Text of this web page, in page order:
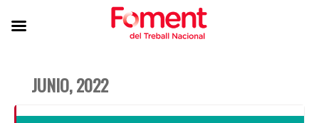
JUNIO, 2022